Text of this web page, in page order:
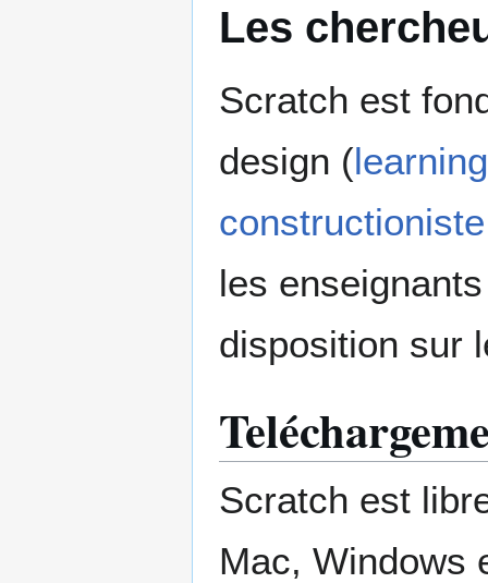
Les
Scratch est
design (
constructioniste
les
disposition sur
Scratch est
Mac, Windows